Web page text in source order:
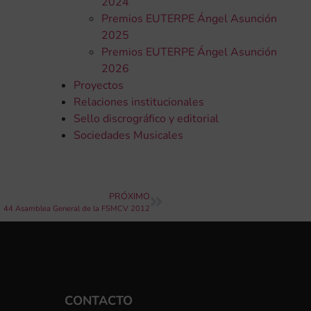
Premios EUTERPE Ángel Asunción
2025
Premios EUTERPE Ángel Asunción
2026
Proyectos
Relaciones institucionales
Sello discrográfico y editorial
Sociedades Musicales
PRÓXIMO
44 Asamblea General de la FSMCV 2012
CONTACTO